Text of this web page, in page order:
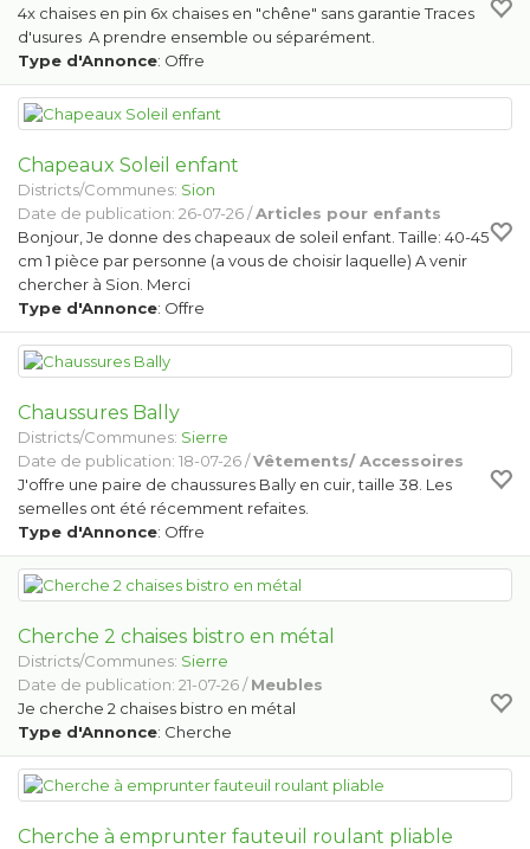
4x chaises en pin 6x chaises en "chêne" sans garantie Traces
d'usures A prendre ensemble ou séparément.
Type d'Annonce: Offre
Chapeaux Soleil enfant
Districts/Communes: Sion
Date de publication: 26-07-26 /Articles pour enfants
Bonjour, Je donne des chapeaux de soleil enfant. Taille: 40-45
cm 1 pièce par personne (a vous de choisir laquelle) A venir
chercher à Sion. Merci
Type d'Annonce: Offre
Chaussures Bally
Districts/Communes: Sierre
Date de publication: 18-07-26 /Vêtements/ Accessoires
J'offre une paire de chaussures Bally en cuir, taille 38. Les
semelles ont été récemment refaites.
Type d'Annonce: Offre
Cherche 2 chaises bistro en métal
Districts/Communes: Sierre
Date de publication: 21-07-26 /Meubles
Je cherche 2 chaises bistro en métal
Type d'Annonce: Cherche
Cherche à emprunter fauteuil roulant pliable